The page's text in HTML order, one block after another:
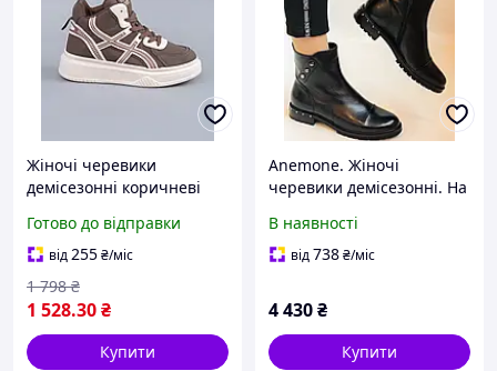
Жіночі черевики
демісезонні коричневі
(263805)
Готово до відправки
від255₴/міс
1 528.30₴
1 798 ₴
Купити
Anemone. Жіночі
черевики демісезонні. На
шкіра. Розмір 36 40
В наявності
від738₴/міс
4 430₴
Купити